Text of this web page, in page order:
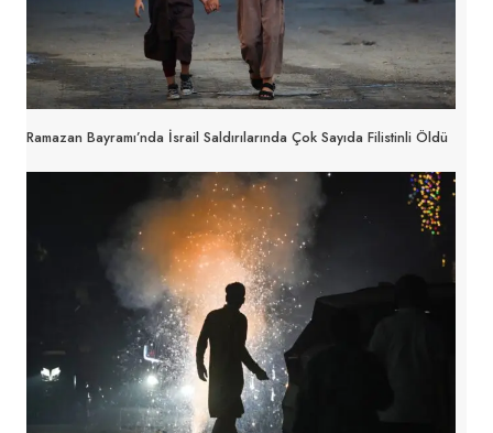
Ramazan Bayramı’nda İsrail Saldırılarında Çok Sayıda Filistinli Öldü